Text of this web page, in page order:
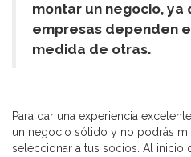
montar un negocio, ya
empresas dependen
medida de otras.
Para dar una experiencia
un negocio sólido y no podrás
seleccionar a tus socios. Al inicio